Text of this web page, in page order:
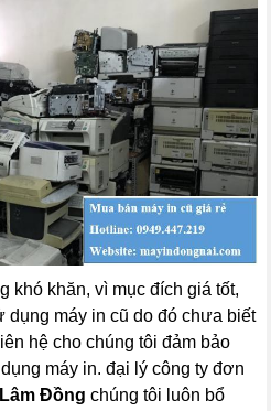
khó khăn, vì mục đích giá tốt,
dụng máy in cũ do đó chưa biết
hệ cho chúng tôi đảm bảo
máy in. đại lý công ty đơn
Đồng chúng tôi luôn bổ